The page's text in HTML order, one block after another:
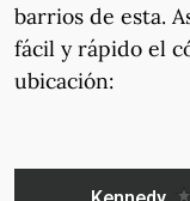
barrios de esta.
fácil y rápido el
ubicación: